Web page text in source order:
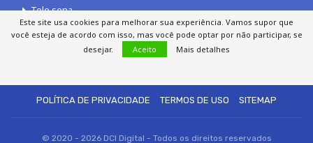
Tele sena
POLÍTICA DE PRIVACIDADE
TERMOS DE USO SITEMAP
© 2020 - 2026 DCI Digital - Todos os direitos reservados
Este site usa cookies para melhorar sua experiência. Vamos supor que
você esteja de acordo com isso, mas você pode optar por não participar, se
desejar.
Aceito Mais detalhes